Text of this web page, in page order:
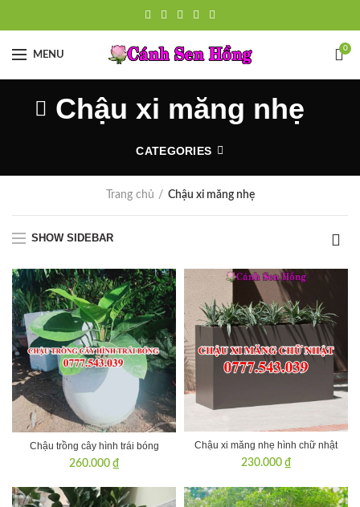
MENU
0
Chậu xi măng nhẹ
CATEGORIES
Trang chủ Chậu xi măng nhẹ
SHOW SIDEBAR
Chậu trồng cây hình trái bóng
260.000 ₫
Chậu xi măng nhẹ hình chữ nhật
230.000 ₫